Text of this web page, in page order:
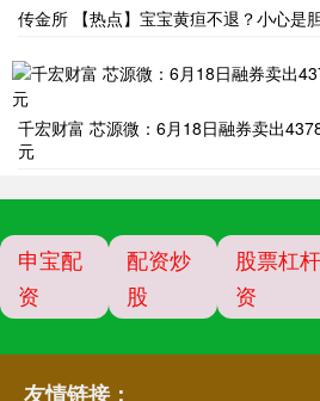
传金所 【热点】宝宝黄疸不退？小心是
千宏财富 芯源微：6月18日融券卖出
元
申宝配
资
配资炒
股
股票杠
资
友情链接：